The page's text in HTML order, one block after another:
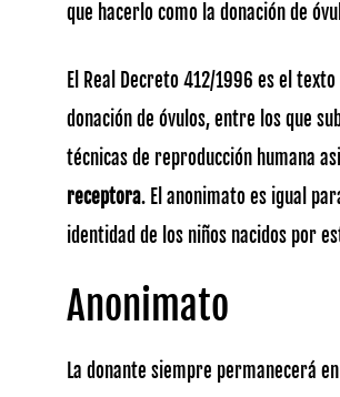
que hacerlo como la donación de
El Real Decreto 412/1996 es el
donación de óvulos, entre los que
técnicas de reproducción humana
receptora. El anonimato es igual
identidad de los niños nacidos por
Anonimato
La donante siempre permanecerá